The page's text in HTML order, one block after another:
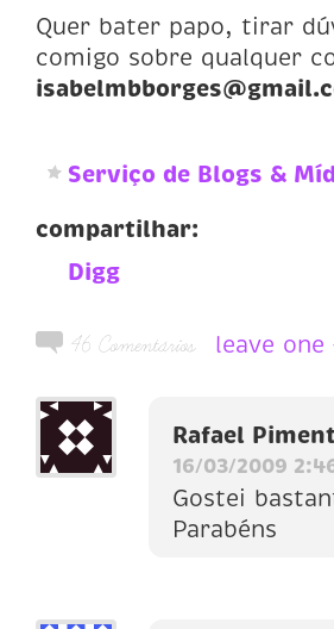
Quer bater papo, tirar
comigo sobre qualquer
Serviço de Blogs &
compartilhar:
Digg
46 Comentários leave one
Rafael
16/03/2009
Gostei
Parabéns